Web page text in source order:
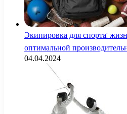
Экипировка для спорта:
оптимальной
04.04.2024